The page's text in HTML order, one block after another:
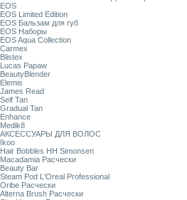
EOS
EOS Limited Edition
EOS Бальзам для губ
EOS Наборы
EOS Aqua Collection
Carmex
Blistex
Lucas Papaw
BeautyBlender
Elemis
James Read
Self Tan
Gradual Tan
Enhance
Medik8
АКСЕССУАРЫ ДЛЯ ВОЛОС
Ikoo
Hair Bobbles HH Simonsen
Macadamia Расчески
Beauty Bar
Steam Pod L'Oreal Professional
Oribe Расчески
Alterna Brush Расчески